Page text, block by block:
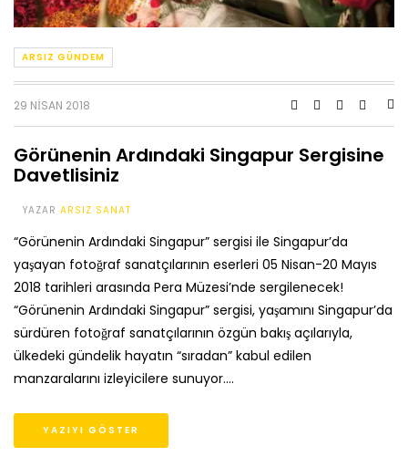
ARSIZ GÜNDEM
29 NISAN 2018
Görünenin Ardındaki Singapur Sergisine
Davetlisiniz
YAZAR ARSIZ SANAT
“Görünenin Ardındaki Singapur” sergisi ile Singapur’da
yaşayan fotoğraf sanatçılarının eserleri 05 Nisan-20 Mayıs
2018 tarihleri arasında Pera Müzesi’nde sergilenecek!
“Görünenin Ardındaki Singapur” sergisi, yaşamını Singapur’da
sürdüren fotoğraf sanatçılarının özgün bakış açılarıyla,
ülkedeki gündelik hayatın “sıradan” kabul edilen
manzaralarını izleyicilere sunuyor….
YAZIYI GÖSTER